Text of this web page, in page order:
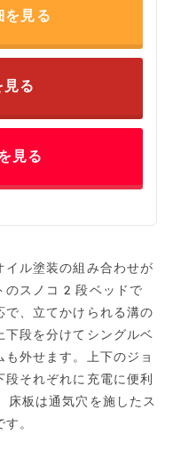
見る
る
見る
ル塗装の組み合わせが
のスノコ2段ベッドで
、立てかけられる溝の
段を分けてシングルベ
外せます。上下のジョ
それぞれに充電に便利
板は通気穴を施したス
。